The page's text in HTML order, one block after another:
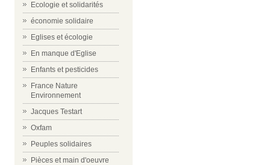
Ecologie et solidarités
économie solidaire
Eglises et écologie
En manque d'Eglise
Enfants et pesticides
France Nature
Environnement
Jacques Testart
Oxfam
Peuples solidaires
Pièces et main d'oeuvre